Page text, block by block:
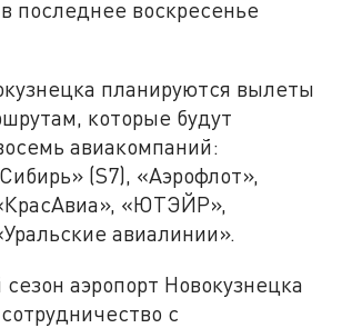
последнее воскресенье
планируются вылеты
которые будут
авиакомпаний:
(S7), «Аэрофлот»,
«ЮТЭЙР»,
авиалинии».
аэропорт Новокузнецка
с